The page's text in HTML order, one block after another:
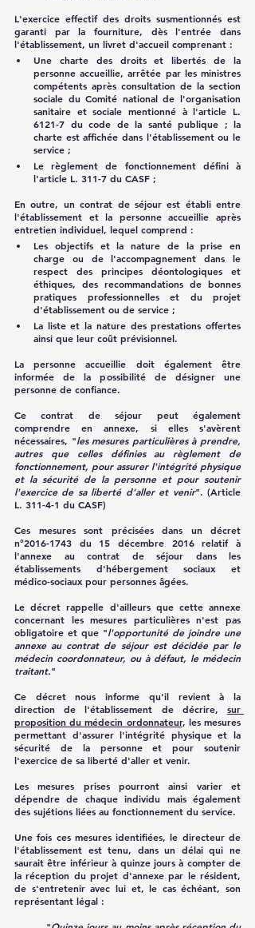
L'exercice effectif des droits susmentionnés est
garanti par la fourniture, dès l'entrée dans
l'établissement, un livret d'accueil comprenant :
Une charte des droits et libertés de la
personne accueillie, arrêtée par les ministres
compétents après consultation de la section
sociale du Comité national de l'organisation
sanitaire et sociale mentionné à l'article L.
6121-7 du code de la santé publique ; la
charte est affichée dans l'établissement ou le
service ;
Le règlement de fonctionnement défini à
l'article L. 311-7 du CASF ;
En outre, un contrat de séjour est établi entre
l'établissement et la personne accueillie après
entretien individuel, lequel comprend :
Les objectifs et la nature de la prise en
charge ou de l'accompagnement dans le
respect des principes déontologiques et
éthiques, des recommandations de bonnes
pratiques professionnelles et du projet
d'établissement ou de service ;
La liste et la nature des prestations offertes
ainsi que leur coût prévisionnel.
La personne accueillie doit également être
informée de la possibilité de désigner une
personne de confiance.
Ce contrat de séjour peut également
comprendre en annexe, si elles s'avèrent
nécessaires, "les mesures particulières à prendre,
autres que celles définies au règlement de
fonctionnement, pour assurer l'intégrité physique
et la sécurité de la personne et pour soutenir
l'exercice de sa liberté d'aller et venir". (Article
L. 311-4-1 du CASF)
Ces mesures sont précisées dans un décret
n°2016-1743 du 15 décembre 2016 relatif à
l'annexe au contrat de séjour dans les
établissements d'hébergement sociaux et
médico-sociaux pour personnes âgées.
Le décret rappelle d'ailleurs que cette annexe
concernant les mesures particulières n'est pas
obligatoire et que "l'opportunité de joindre une
annexe au contrat de séjour est décidée par le
médecin coordonnateur, ou à défaut, le médecin
traitant."
Ce décret nous informe qu'il revient à la
direction de l'établissement de décrire, sur
proposition du médecin ordonnateur, les mesures
permettant d'assurer l'intégrité physique et la
sécurité de la personne et pour soutenir
l'exercice de sa liberté d'aller et venir.
Les mesures prises pourront ainsi varier et
dépendre de chaque individu mais également
des sujétions liées au fonctionnement du service.
Une fois ces mesures identifiées, le directeur de
l'établissement est tenu, dans un délai qui ne
saurait être inférieur à quinze jours à compter de
la réception du projet d'annexe par le résident,
de s'entretenir avec lui et, le cas échéant, son
représentant légal :